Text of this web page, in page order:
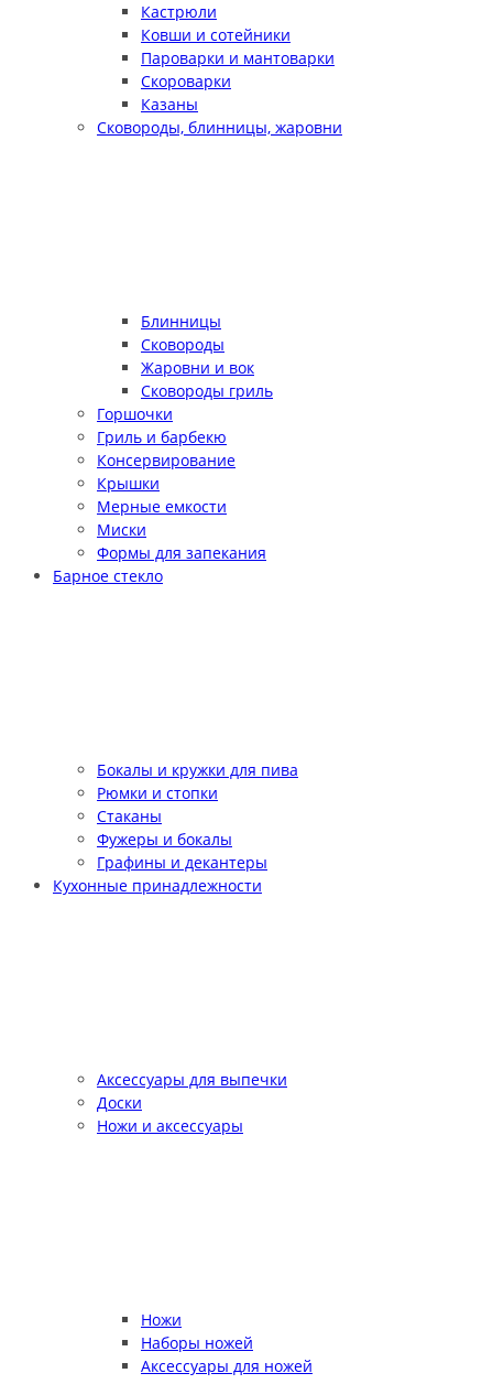
Кастрюли
Ковши и сотейники
Пароварки и мантоварки
Скороварки
Казаны
Сковороды, блинницы, жаровни
Блинницы
Сковороды
Жаровни и вок
Сковороды гриль
Горшочки
Гриль и барбекю
Консервирование
Крышки
Мерные емкости
Миски
Формы для запекания
Барное стекло
Бокалы и кружки для пива
Рюмки и стопки
Стаканы
Фужеры и бокалы
Графины и декантеры
Кухонные принадлежности
Аксессуары для выпечки
Доски
Ножи и аксессуары
Ножи
Наборы ножей
Аксессуары для ножей